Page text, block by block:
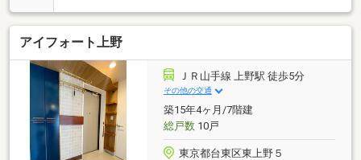
床・二重天井構造・LDおよび洋室最大天井高約
2530mm・会話が弾む対面式キッチン・全居室に収納
有・ペット飼育可能(規則有)▼設備・床暖房(LD部
分)・食洗機・浄水器・ミストサウナ付浴室乾燥機▼周
辺環境・マルエツ東上野店 徒歩3分(約200m)※サービ
スバルコニー面積2.25平米■ ご希望の住まい探しをお
手伝いします ━━━━━・・・物件の詳細・ご相談は
お気軽にお問い合わせください。
アイフォート上野
ＪＲ山手線 上野駅 徒歩5分
その他の交通
築15年4ヶ月/7階建
総戸数10戸
東京都台東区東上野５